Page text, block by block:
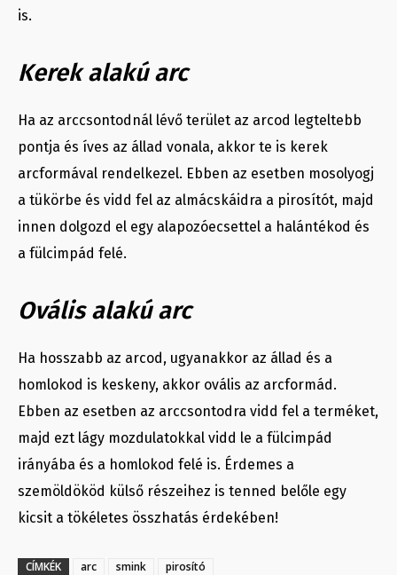
is.
Kerek alakú arc
Ha az arccsontodnál lévő terület az arcod legteltebb
pontja és íves az állad vonala, akkor te is kerek
arcformával rendelkezel. Ebben az esetben mosolyogj
a tükörbe és vidd fel az almácskáidra a pirosítót, majd
innen dolgozd el egy alapozóecsettel a halántékod és
a fülcimpád felé.
Ovális alakú arc
Ha hosszabb az arcod, ugyanakkor az állad és a
homlokod is keskeny, akkor ovális az arcformád.
Ebben az esetben az arccsontodra vidd fel a terméket,
majd ezt lágy mozdulatokkal vidd le a fülcimpád
irányába és a homlokod felé is. Érdemes a
szemöldököd külső részeihez is tenned belőle egy
kicsit a tökéletes összhatás érdekében!
CÍMKÉK arc smink pirosító